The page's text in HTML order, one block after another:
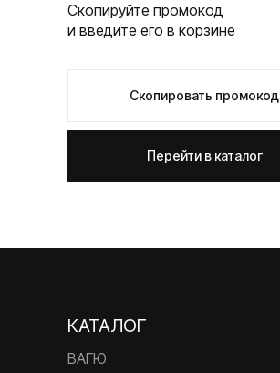
Скопируйте промокод
и введите его в корзине
Перейти в каталог
Скопировать промокод
КАТАЛОГ
ВАГЮ